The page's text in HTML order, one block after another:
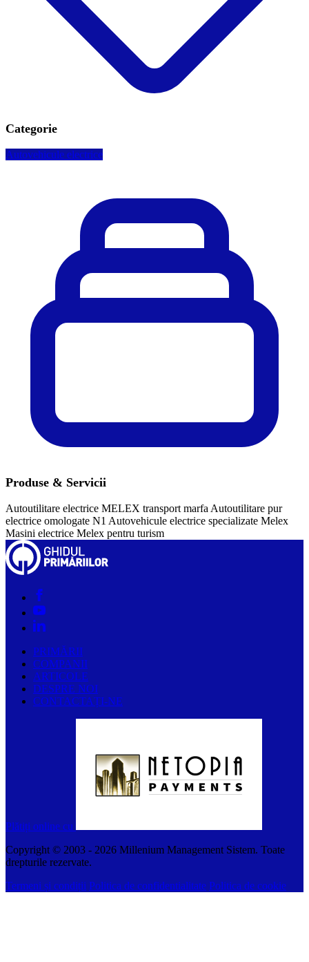
Categorie
Autovehicule electrice
Produse & Servicii
Autoutilitare electrice MELEX transport marfa Autoutilitare pur
electrice omologate N1 Autovehicule electrice specializate Melex
Masini electrice Melex pentru turism
PRIMĂRII
COMPANII
ARTICOLE
DESPRE NOI
CONTACTAȚI-NE
Plătiți online cu
Copyright © 2003 - 2026 Millenium Management Sistem. Toate
drepturile rezervate.
Termeni și condiții Politica de confidentialitate Politica de cookie